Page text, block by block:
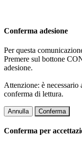
Conferma adesione
Per questa
Premere sul bottone
adesione.
Attenzione: è necessario
conferma di lettura.
Annulla Conferma
Conferma per